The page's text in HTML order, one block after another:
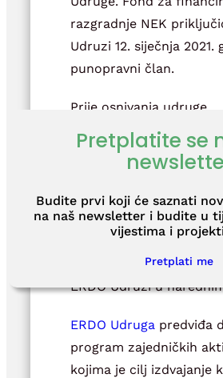
razgradnje NEK
Udruzi 12. siječnja 2021.
punopravni član.
Prije osnivanja udruge,
organizacije su
ERDO radne skupine,
uključivala 8 europskih
manjim količinama
otpada. Preostale
koje su sudjelovale u
radne skupine priključit
ERDO Udruzi u
ERDO Udruga predviđa
program zajedničkih
kojima je cilj izdvajanje
Pretplatite se
Budite prvi koji će saznati
na naš newsletter i budite u
vijestima i
Pretplati me